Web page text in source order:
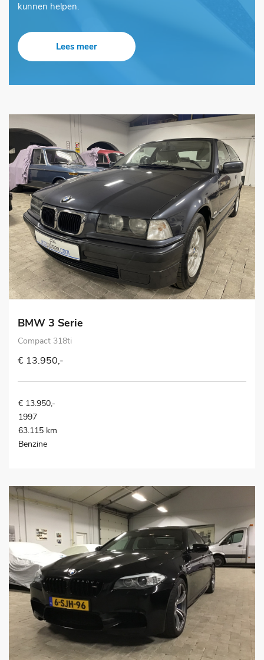
kunnen helpen.
Lees meer
BMW 3 Serie
Compact 318ti
€ 13.950,-
€ 13.950,-
1997
63.115 km
Benzine